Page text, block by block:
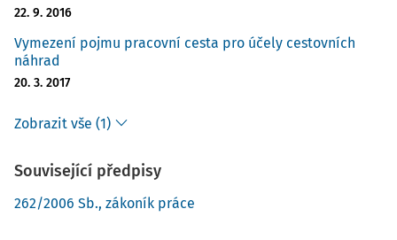
22. 9. 2016
Vymezení pojmu pracovní cesta pro účely cestovních
náhrad
20. 3. 2017
Zobrazit vše (1)
Související předpisy
262/2006 Sb., zákoník práce